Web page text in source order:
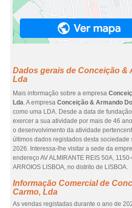
Dados gerais de Conceição &
Lda
Mais informação sobre a empresa
Lda. A empresa Conceição & Armando
como uma LDA. Desde a data de
exercer a sua atividade por mais de 46
o desenvolvimento da atividade
últimos dados registados desta sociedade
2026. Interessa-lhe visitar a sede da
endereço AV ALMIRANTE REIS 50A,
ARROIOS LISBOA, no distrito de LISBOA.
Informação Comercial de
Carmo, Lda
As vendas registadas durante o ano de